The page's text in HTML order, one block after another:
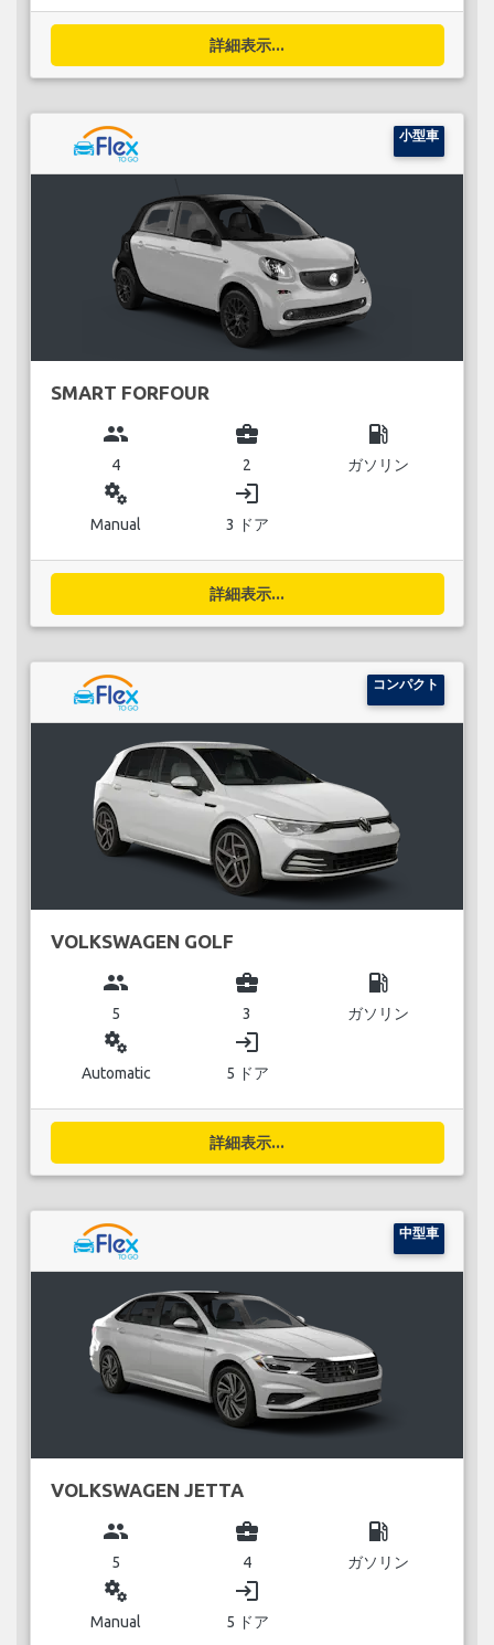
詳細表示...
小型車
SMART FORFOUR
group
4
business_center
2
local_gas_station
ガソリン
miscellaneous_services
Manual
login
3 ドア
詳細表示...
コンパクト
VOLKSWAGEN GOLF
group
5
business_center
3
local_gas_station
ガソリン
miscellaneous_services
Automatic
login
5 ドア
詳細表示...
中型車
VOLKSWAGEN JETTA
group
5
business_center
4
local_gas_station
ガソリン
miscellaneous_services
Manual
login
5 ドア